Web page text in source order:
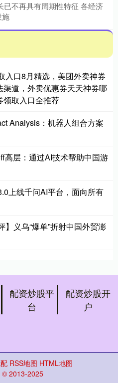
不再具有周期性特征 各经济
施
入口8月精选，美团外卖神券
道，外卖优惠券天天神券哪
领取入口全推荐
Analysis：机器人组合方案
高层：通过AI技术帮助中国游
上线千问AI平台，面向所有
义乌“爆单”折射中国外贸澎
配资炒股平
台
配资炒股开
户
RSS地图 HTML地图
© 2013-2025